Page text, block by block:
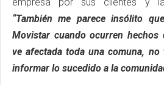
“También me parece insólito
Movistar cuando ocurren hechos
ve afectada toda una comuna,
informar lo sucedido a la